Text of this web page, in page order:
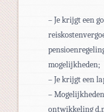
– Je krijgt een
mogelijkheden;
– Je krijgt een
–
ontwikkeling